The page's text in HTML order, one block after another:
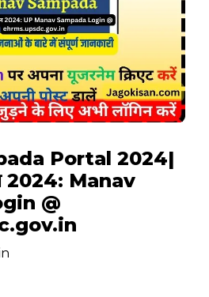
Portal 2024|
2024: Manav
@